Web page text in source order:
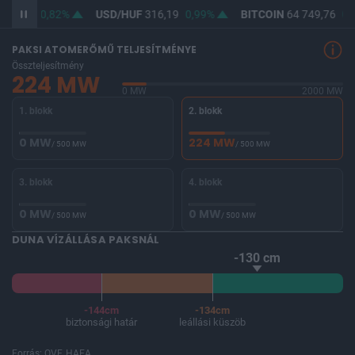
0,82% USD/HUF316,19 0,99% BITCOIN64 749,76
PAKSI ATOMERŐMŰ TELJESÍTMÉNYE
Összteljesítmény
224 MW 0 MW
2000 MW
1. blokk
0 MW/ 500 MW
2. blokk
224 MW/ 500 MW
3. blokk
0 MW/ 500 MW
4. blokk
0 MW/ 500 MW
DUNA VÍZÁLLÁSA PAKSNÁL
-130 cm
-144cm
biztonsági határ
-134cm
leállási küszöb